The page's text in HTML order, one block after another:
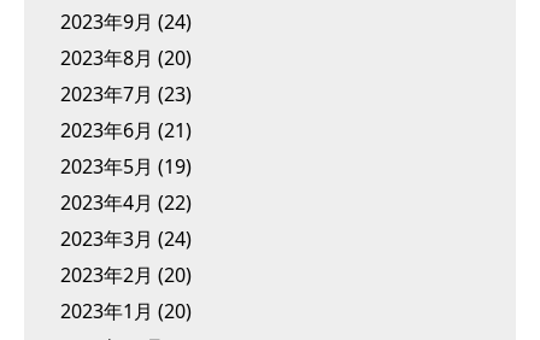
2023年9月 (24)
2023年8月 (20)
2023年7月 (23)
2023年6月 (21)
2023年5月 (19)
2023年4月 (22)
2023年3月 (24)
2023年2月 (20)
2023年1月 (20)